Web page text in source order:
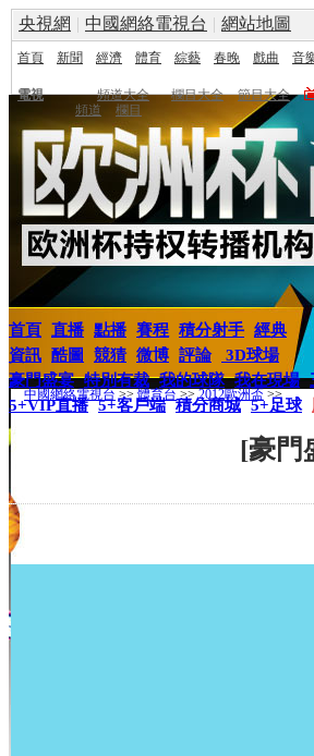
央視網 | 中國網絡電視台 | 網站地圖
首頁 新聞 經濟 體育 綜藝 春晚 戲曲 音
電視 頻道大全 欄目大全 節目大全
頻道
欄目
首頁 直播 點播 賽程 積分射手 經典
資訊 酷圖 競猜 微博 評論
3D球場
豪門盛宴 特別有裁 我的球隊 我在現場
5+VIP直播 5+客戶端 積分商城 5+足球
中國網絡電視台 >>體育台 >>2012歐洲盃 >>
[豪門